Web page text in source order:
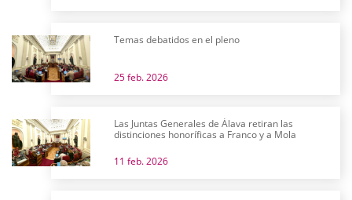
Temas debatidos en el pleno
25 feb. 2026
Las Juntas Generales de Álava retiran las
distinciones honoríficas a Franco y a Mola
11 feb. 2026